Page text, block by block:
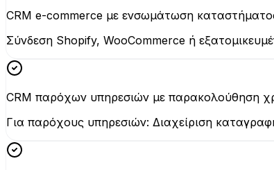
CRM e-commerce με ενσωμάτωση
Σύνδεση Shopify, WooCommerce ή
CRM παρόχων υπηρεσιών με παρακολούθηση
Για παρόχους υπηρεσιών: Διαχείριση